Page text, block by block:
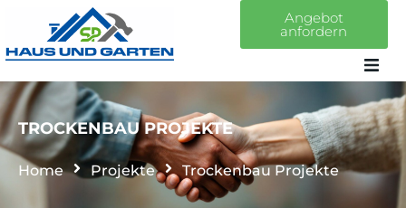
Angebot
anfordern
Über uns
TROCKENBAU PROJEKTE
Home Projekte Trockenbau Projekte